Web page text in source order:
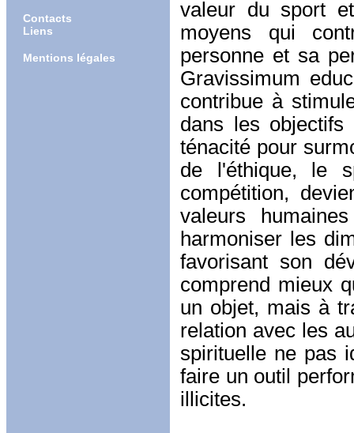
Contacts
Liens
Mentions légales
valeur du sport
moyens qui
personne et sa
Gravissimum
contribue à
dans les
ténacité pour
de l'éthique, le
compétition,
valeurs
harmoniser les
favorisant son
comprend mieux
un objet, mais à
relation avec les
spirituelle ne pas
faire un outil
illicites.